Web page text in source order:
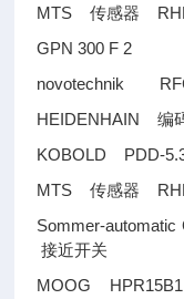
MTS传感器
GPN 300 F 2
novotechnik
HEIDENHAIN编
KOBOLD PDD-
MTS传感器
Sommer-
接近开关
MOOG HPR15B1